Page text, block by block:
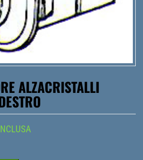
ALZACRISTALLI